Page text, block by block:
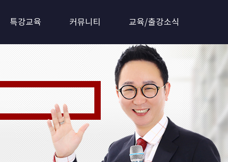
특강교육 커뮤니티 교육/출강소식
를 갖춘 전문기관!!